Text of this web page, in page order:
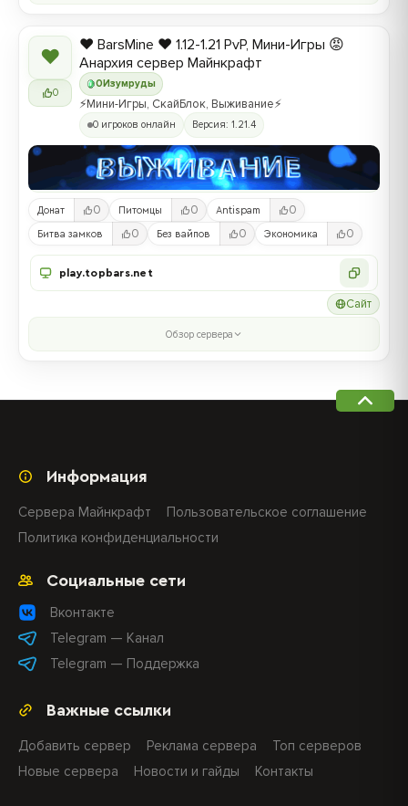
❤
0
0 Изумруды
❤️ BarsMine ❤️ 1.12-1.21 PvP, Мини-Игры 😡
Анархия сервер Майнкрафт
⚡Мини-Игры, СкайБлок, Выживание⚡
0 игроков онлайн Версия: 1.21.4
Донат 0 Питомцы 0 Antispam 0
Битва замков 0 Без вайпов 0 Экономика 0
play.topbars.net
Сайт
Обзор сервера
Важные ссылки
Добавить сервер Реклама сервера
Топ серверов
Новые сервера
Новости и гайды Контакты
Социальные сети
Вконтакте
Telegram — Канал
Telegram — Поддержка
Информация
Сервера Майнкрафт
Пользовательское соглашение
Политика конфиденциальности